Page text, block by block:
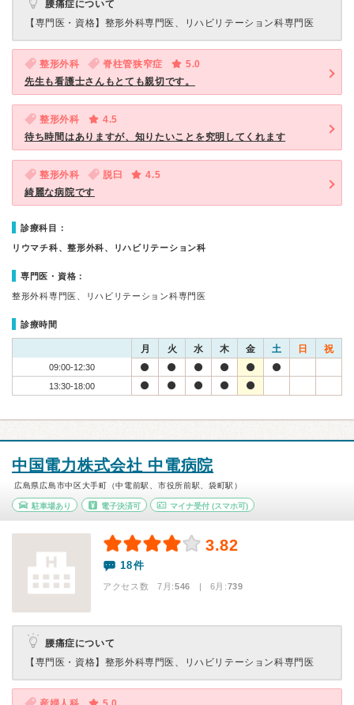
腰痛症について
【専門医・資格】 整形外科専門医、リハビリテーション科専門医
整形外科 脊柱管狭窄症
5.0
先生も看護士さんもとても親切です。
整形外科
4.5
待ち時間はありますが、知りたいことを究明してくれます
整形外科 脱臼
4.5
綺麗な病院です
診療科目：
リウマチ科、整形外科、リハビリテーション科
専門医・資格：
整形外科専門医、リハビリテーション科専門医
診療時間
月 火 水 木 金 土 日 祝
09:00-12:30
13:30-18:00
中国電力株式会社 中電病院
広島県広島市中区大手町（中電前駅、市役所前駅、袋町駅）
駐車場あり 電子決済可 マイナ受付 (スマホ可)
3.82
18件
アクセス数 7月:546 | 6月:739
腰痛症について
【専門医・資格】 整形外科専門医、リハビリテーション科専門医